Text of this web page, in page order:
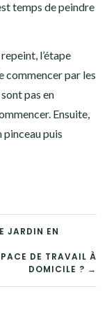
temps de peindre
l’étape
commencer par les
pas en
Ensuite,
pinceau puis
JARDIN EN
DE TRAVAIL À
DOMICILE ? →